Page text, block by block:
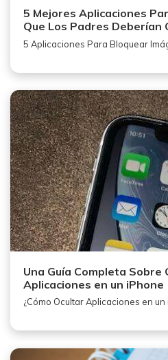
5 Mejores Aplicaciones
Que Los Padres Deberían
5 Aplicaciones Para Bloquear
Una Guía Completa Sobre
Aplicaciones en un iPhone
¿Cómo Ocultar Aplicaciones en un